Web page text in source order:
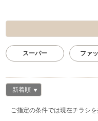
スーパー ファ
新着順
ご指定の条件では現在チラシ